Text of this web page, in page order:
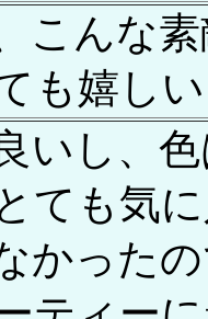
こんな
も嬉し
いし、
ても気
かった